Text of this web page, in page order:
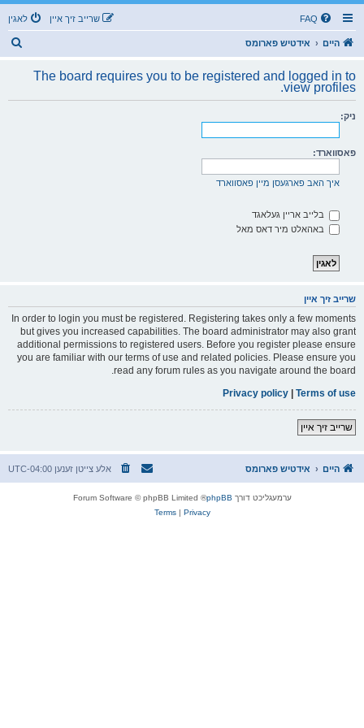
FAQ לאגין שרייב זיך איין
היים אידטיש פארומס
The board requires you to be registered and logged in to
view profiles.
ניק:
פאסווארד:
איך האב פארגעסן מיין פאסווארד
בלייב אריין געלאגד
באהאלט מיר דאס מאל
שרייב זיך איין
In order to login you must be registered. Registering takes only a few moments
but gives you increased capabilities. The board administrator may also grant
additional permissions to registered users. Before you register please ensure
you are familiar with our terms of use and related policies. Please ensure you
read any forum rules as you navigate around the board.
Terms of use
|
Privacy policy
שרייב זיך איין
היים אידטיש פארומס אלע צייטן זענען UTC-04:00
ערמעגליכט דורך phpBB
® Forum Software © phpBB Limited
Privacy
|
Terms